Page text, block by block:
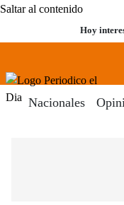
Saltar al contenido
Hoy
Menú
Nacionales